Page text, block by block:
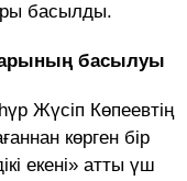
басылды.
басылуы
Жүсіп Көпеевтің
көрген бір
екені» атты үш